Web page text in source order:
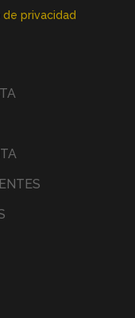
de privacidad